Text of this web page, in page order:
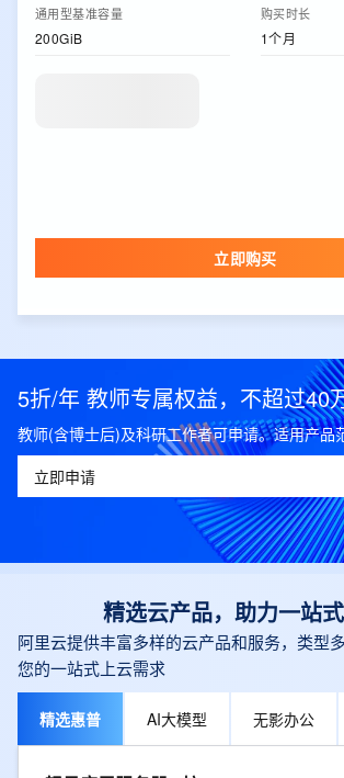
通用型基准容量
200GiB
购买时长
1个月
立即购买
5折/年 教师专属权益，不超过40
立即申请
精选云产品，助力一站
阿里云提供丰富多样的云产品和服务，类型
您的一站式上云需求
精选惠普 AI大模型 无影办公